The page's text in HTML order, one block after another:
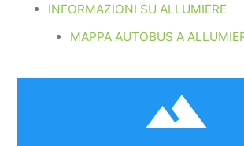
INFORMAZIONI SU ALLUMIERE
MAPPA AUTOBUS A
filter_hdr